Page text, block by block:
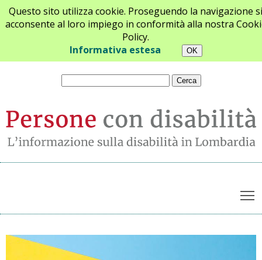
Questo sito utilizza cookie. Proseguendo la navigazione si
acconsente al loro impiego in conformità alla nostra
Policy.
Informativa estesa
Chi siamo Newsletter Contatti
Archivio notizie